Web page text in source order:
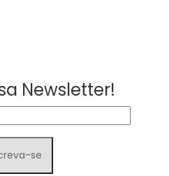
Newsletter!